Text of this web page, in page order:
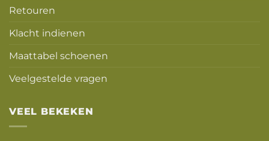
Retouren
Klacht indienen
Maattabel schoenen
Veelgestelde vragen
VEEL BEKEKEN